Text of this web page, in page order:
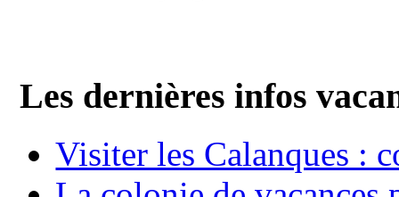
Les dernières infos
Visiter les Calanques :